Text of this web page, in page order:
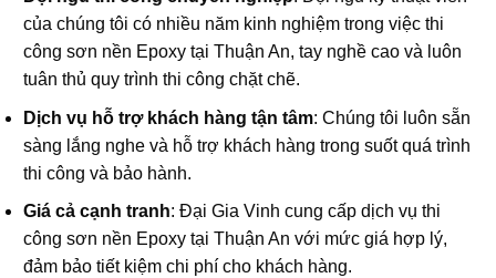
của chúng tôi có nhiều năm kinh nghiệm trong việc thi
công sơn nền Epoxy tại Thuận An, tay nghề cao và luôn
tuân thủ quy trình thi công chặt chẽ.
Dịch vụ hỗ trợ khách hàng tận tâm: Chúng tôi luôn sẵn
sàng lắng nghe và hỗ trợ khách hàng trong suốt quá trình
thi công và bảo hành.
Giá cả cạnh tranh: Đại Gia Vinh cung cấp dịch vụ thi
công sơn nền Epoxy tại Thuận An với mức giá hợp lý,
đảm bảo tiết kiệm chi phí cho khách hàng.